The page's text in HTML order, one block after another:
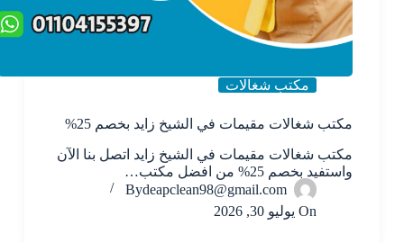
مكتب شغالات
مكتب شغالات مقيمات في الشيخ زايد بخصم 25%
مكتب شغالات مقيمات في الشيخ زايد اتصل بنا الآن
واستفيد بخصم 25% من افضل مكتب…
Bydeapclean98@gmail.com
On يوليو 30, 2026